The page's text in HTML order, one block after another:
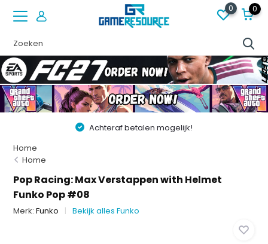
0 0
Achteraf betalen mogelijk!
Home
Home
Pop Racing: Max Verstappen with Helmet
Funko Pop #08
Merk:Funko Bekijk alles Funko